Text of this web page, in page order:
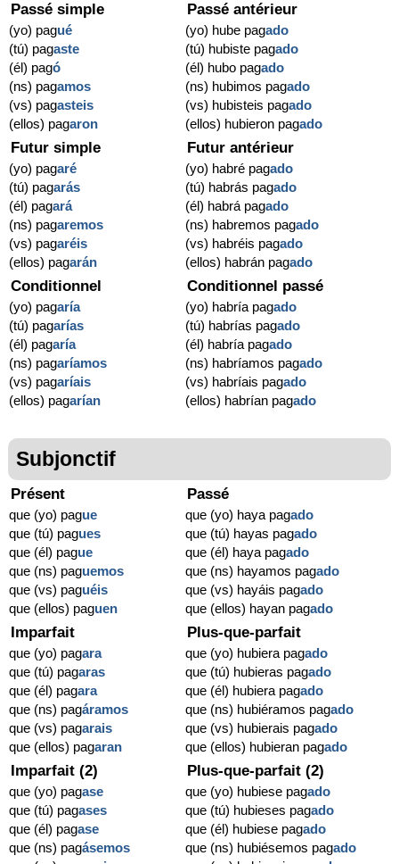
Passé simple
(yo) pagué
(tú) pagaste
(él) pagó
(ns) pagamos
(vs) pagasteis
(ellos) pagaron
Passé antérieur
(yo) hube pagado
(tú) hubiste pagado
(él) hubo pagado
(ns) hubimos pagado
(vs) hubisteis pagado
(ellos) hubieron pagado
Futur simple
(yo) pagaré
(tú) pagarás
(él) pagará
(ns) pagaremos
(vs) pagaréis
(ellos) pagarán
Futur antérieur
(yo) habré pagado
(tú) habrás pagado
(él) habrá pagado
(ns) habremos pagado
(vs) habréis pagado
(ellos) habrán pagado
Conditionnel
(yo) pagaría
(tú) pagarías
(él) pagaría
(ns) pagaríamos
(vs) pagaríais
(ellos) pagarían
Conditionnel passé
(yo) habría pagado
(tú) habrías pagado
(él) habría pagado
(ns) habríamos pagado
(vs) habríais pagado
(ellos) habrían pagado
Subjonctif
Présent
que (yo) pague
que (tú) pagues
que (él) pague
que (ns) paguemos
que (vs) paguéis
que (ellos) paguen
Passé
que (yo) haya pagado
que (tú) hayas pagado
que (él) haya pagado
que (ns) hayamos pagado
que (vs) hayáis pagado
que (ellos) hayan pagado
Imparfait
que (yo) pagara
que (tú) pagaras
que (él) pagara
que (ns) pagáramos
que (vs) pagarais
que (ellos) pagaran
Plus-que-parfait
que (yo) hubiera pagado
que (tú) hubieras pagado
que (él) hubiera pagado
que (ns) hubiéramos pagado
que (vs) hubierais pagado
que (ellos) hubieran pagado
Imparfait (2)
que (yo) pagase
que (tú) pagases
que (él) pagase
que (ns) pagásemos
Plus-que-parfait (2)
que (yo) hubiese pagado
que (tú) hubieses pagado
que (él) hubiese pagado
que (ns) hubiésemos pagado